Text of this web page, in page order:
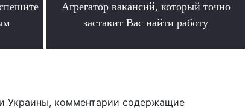
Агрегатор вакансий, который точно
заставит Вас найти работу
Украины, комментарии содержащие